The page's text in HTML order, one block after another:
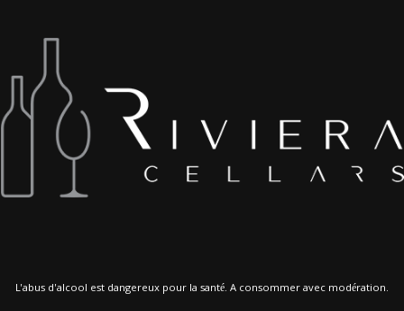
L'abus d'alcool est dangereux pour la santé. A consommer avec modération.